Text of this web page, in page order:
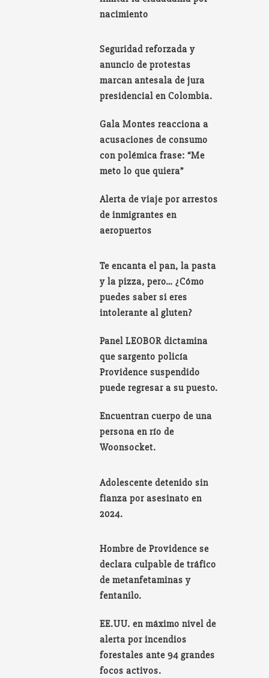
nacimiento
Seguridad reforzada y
anuncio de protestas
marcan antesala de jura
presidencial en Colombia.
Gala Montes reacciona a
acusaciones de consumo
con polémica frase: “Me
meto lo que quiera”
Alerta de viaje por arrestos
de inmigrantes en
aeropuertos
Te encanta el pan, la pasta
y la pizza, pero… ¿Cómo
puedes saber si eres
intolerante al gluten?
Panel LEOBOR dictamina
que sargento policía
Providence suspendido
puede regresar a su puesto.
Encuentran cuerpo de una
persona en río de
Woonsocket.
Adolescente detenido sin
fianza por asesinato en
2024.
Hombre de Providence se
declara culpable de tráfico
de metanfetaminas y
fentanilo.
EE.UU. en máximo nivel de
alerta por incendios
forestales ante 94 grandes
focos activos.